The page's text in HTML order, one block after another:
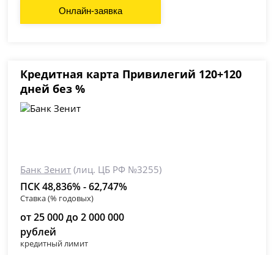
Онлайн-заявка
Кредитная карта Привилегий 120+120
дней без %
Банк Зенит (лиц. ЦБ РФ №3255)
ПСК 48,836% - 62,747%
Ставка (% годовых)
от 25 000 до 2 000 000
рублей
кредитный лимит